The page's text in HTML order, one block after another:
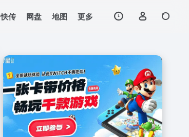
快传 网盘 地图 更多